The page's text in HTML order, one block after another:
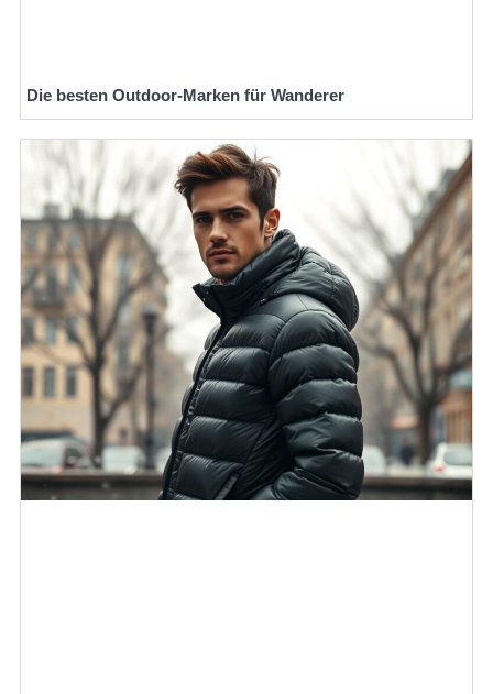
Die besten Outdoor-Marken für Wanderer